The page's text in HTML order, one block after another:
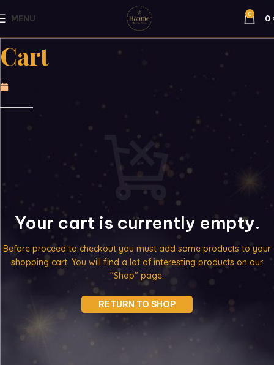
MENU 0 0
Cart
Your cart is currently empty.
Before proceed to checkout you must add some products to your
shopping cart. You will find a lot of interesting products on our
"Shop" page.
RETURN TO SHOP